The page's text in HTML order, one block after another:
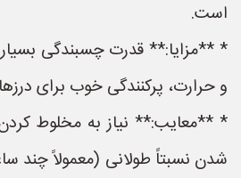
است.
* **مزایا:** قدرت چسبندگی بسیار
و حرارت، پرکنندگی خوب برای
* **معایب:** نیاز به مخلوط
شدن نسبتاً طولانی (معمولاً چند